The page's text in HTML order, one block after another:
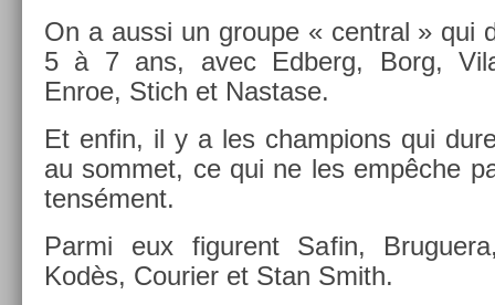
On a aussi un groupe « centr­al » qui
5 à 7 ans, avec Ed­berg, Borg,
Enroe, Stich et Nas­tase.
Et enfin, il y a les champ­ions qui
au som­met, ce qui ne les empêche
tensé­ment.
Parmi eux figurent Safin,
Kodès, Co­uri­er et Stan Smith.